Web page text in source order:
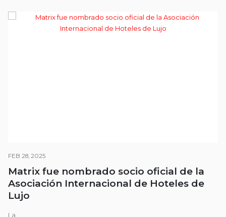
FEB 28, 2025
Matrix fue nombrado socio oficial de la
Asociación Internacional de Hoteles de
Lujo
La...